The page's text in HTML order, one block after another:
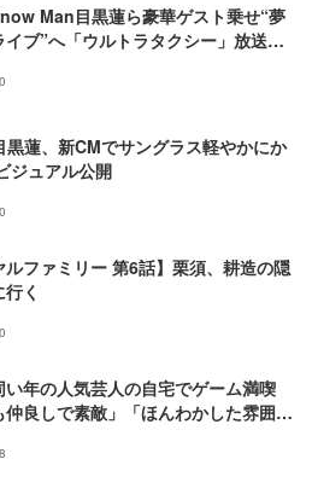
Man目黒蓮ら豪華ゲスト乗せ“夢
イブ”へ「ウルトラタクシー」放送決
蓮、新CMでサングラス軽やかにか
ジュアル公開
ルファミリー 第6話】栗須、耕造の隠
く
い年の人気芸人の自宅でゲーム満喫
仲良しで素敵」「ほんわかした雰囲気